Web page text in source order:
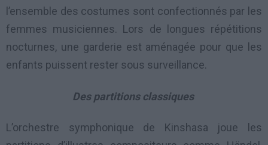
l’ensemble des costumes sont confectionnés par les
femmes musiciennes. Lors de longues répétitions
nocturnes, une garderie est aménagée pour que les
enfants puissent rester sous surveillance.
Des partitions classiques
L’orchestre symphonique de Kinshasa joue les